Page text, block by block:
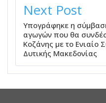
Next Post
Υπογράφηκε η
αγωγών που θα
Κοζάνης με το Ενιαίο
Δυτικής Μακεδονίας